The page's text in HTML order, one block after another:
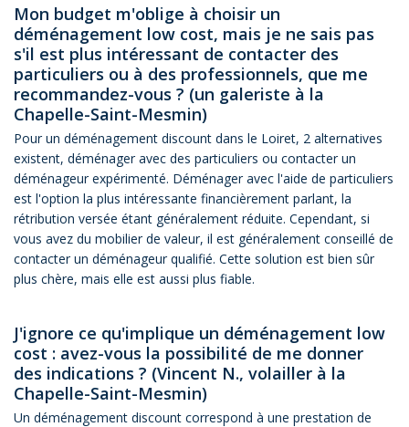
Mon budget m'oblige à choisir un
déménagement low cost, mais je ne sais pas
s'il est plus intéressant de contacter des
particuliers ou à des professionnels, que me
recommandez-vous ? (un galeriste à la
Chapelle-Saint-Mesmin)
Pour un déménagement discount dans le Loiret, 2 alternatives
existent, déménager avec des particuliers ou contacter un
déménageur expérimenté. Déménager avec l'aide de particuliers
est l'option la plus intéressante financièrement parlant, la
rétribution versée étant généralement réduite. Cependant, si
vous avez du mobilier de valeur, il est généralement conseillé de
contacter un déménageur qualifié. Cette solution est bien sûr
plus chère, mais elle est aussi plus fiable.
J'ignore ce qu'implique un déménagement low
cost : avez-vous la possibilité de me donner
des indications ? (Vincent N., volailler à la
Chapelle-Saint-Mesmin)
Un déménagement discount correspond à une prestation de